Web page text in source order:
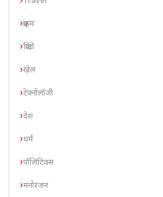
क्राइम
क्रिप्टो
खेल
टेक्नोलॉजी
देश
धर्म
पॉलिटिक्स
मनोरंजन